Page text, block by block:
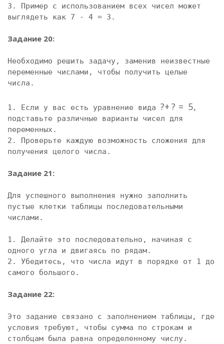
3. Пример с использованием всех чисел может
выглядеть как 7 - 4 = 3.
Задание 20:
Необходимо решить задачу, заменив неизвестные
переменные числами, чтобы получить целые
числа.
1. Если у вас есть уравнение вида
? ?=
,
подставьте различные варианты чисел для
переменных.
2. Проверьте каждую возможность сложения для
получения целого числа.
Задание 21:
Для успешного выполнения нужно заполнить
пустые клетки таблицы последовательными
числами.
1. Делайте это последовательно, начиная с
одного угла и двигаясь по рядам.
2. Убедитесь, что числа идут в порядке от 1 до
самого большого.
Задание 22:
Это задание связано с заполнением таблицы, где
условия требуют, чтобы сумма по строкам и
столбцам была равна определенному числу.